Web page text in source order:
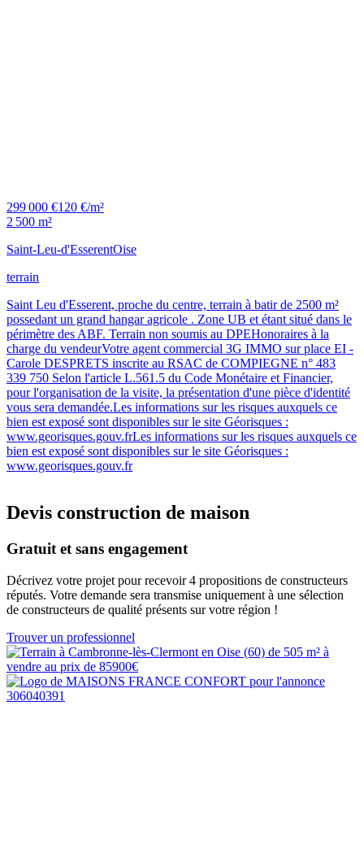
299 000 €120 €/m²
2 500 m²
Saint-Leu-d'EsserentOise
terrain
Saint Leu d'Esserent, proche du centre, terrain à batir de 2500 m²
possedant un grand hangar agricole . Zone UB et étant situé dans le
périmètre des ABF. Terrain non soumis au DPEHonoraires à la
charge du vendeurVotre agent commercial 3G IMMO sur place EI -
Carole DESPRETS inscrite au RSAC de COMPIEGNE n° 483
339 750 Selon l'article L.561.5 du Code Monétaire et Financier,
pour l'organisation de la visite, la présentation d'une pièce d'identité
vous sera demandée.Les informations sur les risques auxquels ce
bien est exposé sont disponibles sur le site Géorisques :
www.georisques.gouv.frLes informations sur les risques auxquels ce
bien est exposé sont disponibles sur le site Géorisques :
www.georisques.gouv.fr
Devis construction de maison
Gratuit et sans engagement
Décrivez votre projet pour recevoir 4 propositions de constructeurs
réputés. Votre demande sera transmise uniquement à une sélection
de constructeurs de qualité présents sur votre région !
Trouver un professionnel